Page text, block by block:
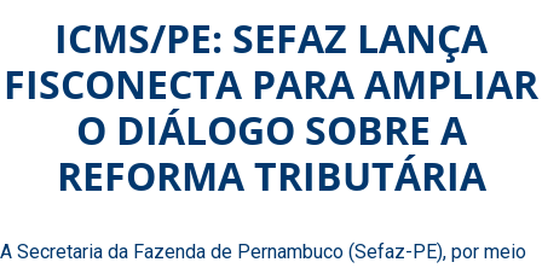
ICMS/PE: SEFAZ LANÇA
FISCONECTA PARA AMPLIAR
O DIÁLOGO SOBRE A
REFORMA TRIBUTÁRIA
A Secretaria da Fazenda de Pernambuco (Sefaz-PE), por meio